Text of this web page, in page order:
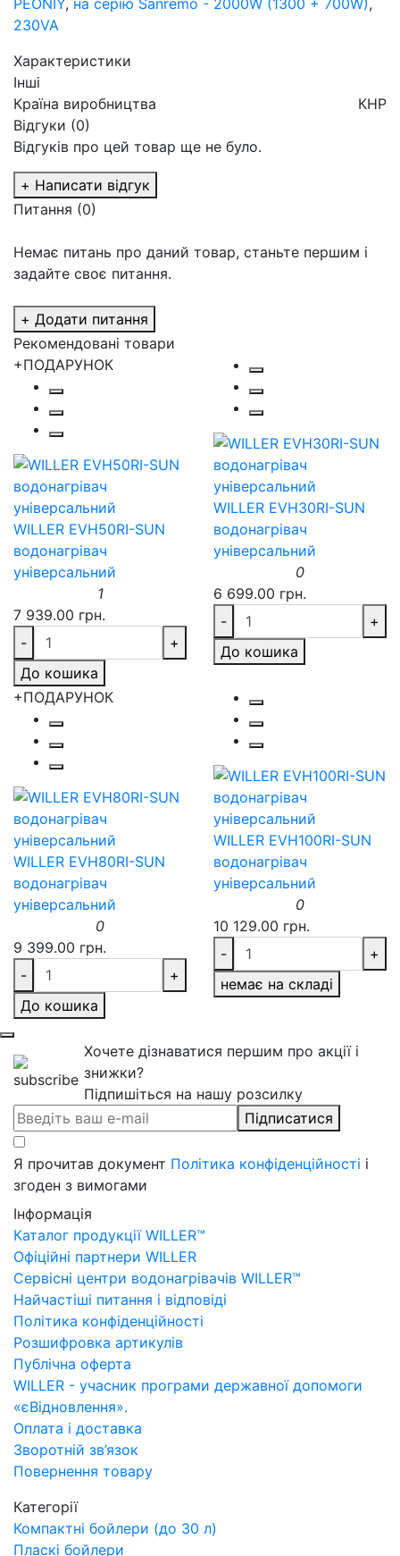
230VA
Характеристики
Інші
Країна виробництва
КНР
Відгуки (0)
Відгуків про цей товар ще не було.
+ Написати відгук
Питання (0)
Немає питань про даний товар, станьте першим і
задайте своє питання.
+ Додати питання
Рекомендовані товари
+ПОДАРУНОК
WILLER EVH50RI-SUN
водонагрівач
універсальний
1
7 939.00 грн.
-
+
До кошика
WILLER EVH30RI-SUN
водонагрівач
універсальний
0
6 699.00 грн.
-
+
До кошика
+ПОДАРУНОК
WILLER EVH80RI-SUN
водонагрівач
універсальний
0
9 399.00 грн.
-
+
До кошика
WILLER EVH100RI-SUN
водонагрівач
універсальний
0
10 129.00 грн.
-
+
немає на складі
Хочете дізнаватися першим про акції і
знижки?
Підпишіться на нашу розсилку
Підписатися
Я прочитав документ Політика конфіденційності і
згоден з вимогами
Інформація
Каталог продукції WILLER™
Офіційні партнери WILLER
Сервісні центри водонагрівачів WILLER™
Найчастіші питання і відповіді
Політика конфіденційності
Розшифровка артикулів
Публічна оферта
WILLER - учасник програми державної допомоги
«єВідновлення».
Оплата і доставка
Зворотній зв’язок
Повернення товару
Категорії
Компактні бойлери (до 30 л)
Пласкі бойлери